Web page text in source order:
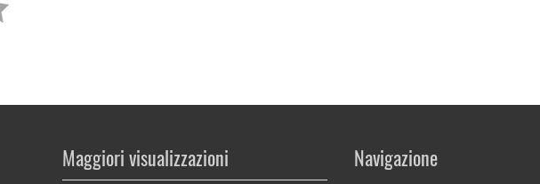
Maggiori visualizzazioni Navigazione